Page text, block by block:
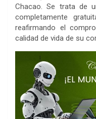
Chacao. Se trata de
completamente
reafirmando el
calidad de vida de su